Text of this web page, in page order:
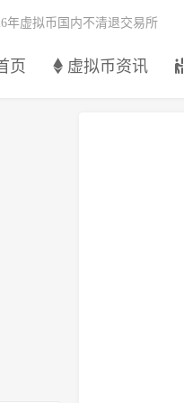
页 虚拟币资讯
年虚拟币国内不清退交易所